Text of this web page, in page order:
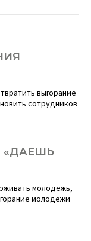
выгорание
сотрудников
«ДАЕШЬ
молодежь,
молодежи